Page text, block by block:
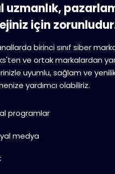
o
n
uzmanlık,
için
birinci sınıf siber
ve ortak markalardan
uyumlu, sağlam ve
yardımcı olabiliriz.
programlar
medya